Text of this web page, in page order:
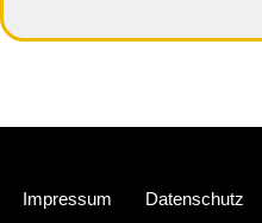
Impressum Datenschutz